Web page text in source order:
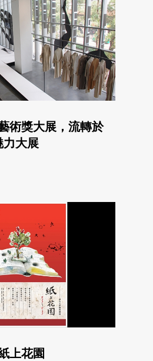
術獎大展，流轉於
力大展
上花園